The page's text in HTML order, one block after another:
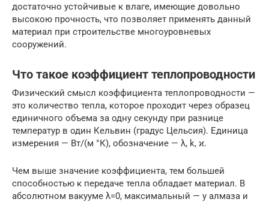
достаточно устойчивые к влаге, имеющие довольно
высокою прочность, что позволяет применять данный
материал при строительстве многоуровневых
сооружений.
Что такое коэффициент теплопроводности
Физический смысл коэффициента теплопроводности —
это количество тепла, которое проходит через образец
единичного объема за одну секунду при разнице
температур в один Кельвин (градус Цельсия). Единица
измерения — Вт/(м °К), обозначение — λ, k, ϰ.
Чем выше значение коэффициента, тем большей
способностью к передаче тепла обладает материал. В
абсолютном вакууме λ=0, максимальный — у алмаза и